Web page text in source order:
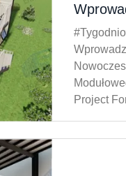
Do
Projekt
Dla
Project